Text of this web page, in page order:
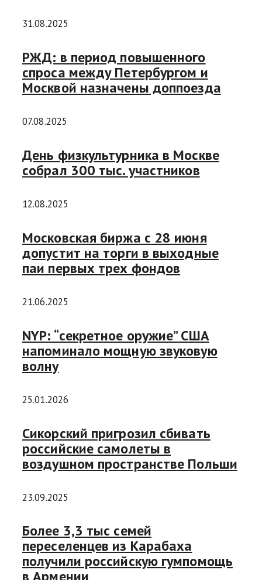
31.08.2025
РЖД: в период повышенного
спроса между Петербургом и
Москвой назначены доппоезда
07.08.2025
День физкультурника в Москве
собрал 300 тыс. участников
12.08.2025
Московская биржа с 28 июня
допустит на торги в выходные
паи первых трех фондов
21.06.2025
NYP: “секретное оружие” США
напоминало мощную звуковую
волну
25.01.2026
Сикорский пригрозил сбивать
российские самолеты в
воздушном пространстве Польши
23.09.2025
Более 3,3 тыс семей
переселенцев из Карабаха
получили российскую гумпомощь